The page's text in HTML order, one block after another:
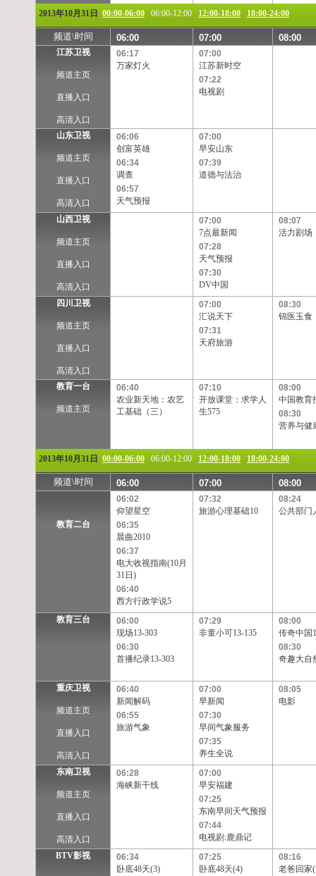
2013年10月31日 00:00-06:00 06:00-12:00 12:00-18:00 18:00-24:00
频道\时间 06:00 07:00 08:00
江苏卫视
频道主页
直播入口
高清入口
06:17
万家灯火
07:00
江苏新时空
07:22
电视剧
山东卫视
频道主页
直播入口
高清入口
06:06
创富英雄
06:34
调查
06:57
天气预报
07:00
早安山东
07:39
道德与法治
山西卫视
频道主页
直播入口
高清入口
07:00
7点最新闻
07:28
天气预报
07:30
DV中国
08:07
活力剧场
四川卫视
频道主页
直播入口
高清入口
07:00
汇说天下
07:31
天府旅游
08:30
锦医玉食
教育一台
频道主页
06:40
农业新天地：农艺
工基础（三）
07:10
开放课堂：求学人
生575
08:00
中国教育
08:30
营养与健
2013年10月31日 00:00-06:00 06:00-12:00 12:00-18:00 18:00-24:00
频道\时间 06:00 07:00 08:00
教育二台
06:02
仰望星空
06:35
晨曲2010
06:37
电大收视指南(10月
31日)
06:40
西方行政学说5
07:32
旅游心理基础10
08:24
公共部门
教育三台
06:00
现场13-303
06:30
首播纪录13-303
07:29
非童小可13-135
08:00
传奇中国
08:30
奇趣大自
重庆卫视
频道主页
直播入口
高清入口
06:40
新闻解码
06:55
旅游气象
07:00
早新闻
07:30
早间气象服务
07:35
养生全说
08:05
电影
东南卫视
频道主页
直播入口
高清入口
06:28
海峡新干线
07:00
早安福建
07:25
东南早间天气预报
07:44
电视剧:鹿鼎记
BTV影视
06:34
卧底48天(3)
07:25
卧底48天(4)
08:16
老爸回家